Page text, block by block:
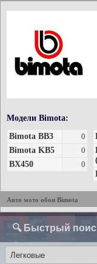
Модели Bimota:
Bimota BB3
0
Bimota KB5
0
BX450
0
Авто мото обои Bimota
🔍 Быстрый